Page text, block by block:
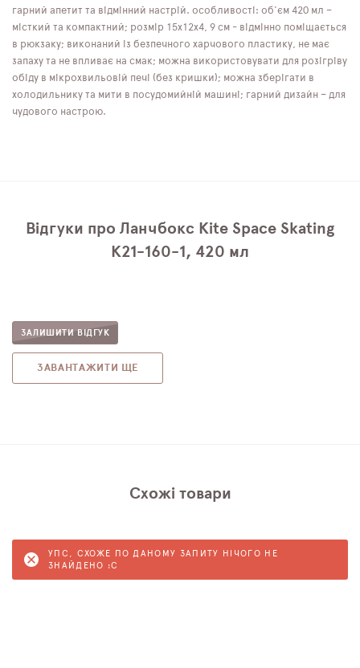
гарний апетит та відмінний настрій. особливості: об'єм 420 мл –
місткий та компактний; розмір 15х12х4, 9 см - відмінно поміщається
в рюкзаку; виконаний із безпечного харчового пластику, не має
запаху та не впливає на смак; можна використовувати для розігріву
обіду в мікрохвильовій печі (без кришки); можна зберігати в
холодильнику та мити в посудомийній машині; гарний дизайн – для
чудового настрою.
Відгуки про Ланчбокс Kite Space Skating
K21-160-1, 420 мл
ЗАЛИШИТИ ВІДГУК
ЗАВАНТАЖИТИ ЩЕ
Схожі товари
УПС, СХОЖЕ ПО ДАНОМУ ЗАПИТУ НІЧОГО НЕ
ЗНАЙДЕНО :C